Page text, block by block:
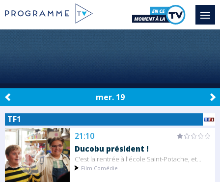
mer. 19
TF1
21:10
Ducobu président !
C'est la rentrée à l'école Saint-Potache, et...
Film Comédie